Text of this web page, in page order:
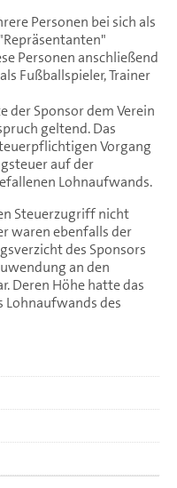
Personen bei sich als
Personen anschließend
Fußballspieler, Trainer
Sponsor dem Verein
geltend. Das
Vorgang
auf der
Lohnaufwands.
Steuerzugriff nicht
waren ebenfalls der
des Sponsors
an den
Deren Höhe hatte das
Lohnaufwands des